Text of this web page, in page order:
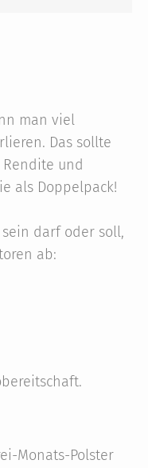
man viel
Das sollte
und
als Doppelpack!
darf oder soll,
ab:
Monats-Polster